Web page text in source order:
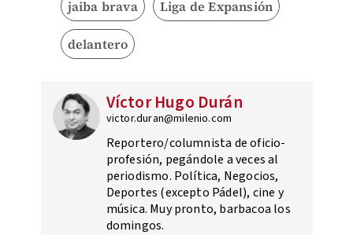
jaiba brava Liga de Expansión
delantero
Víctor Hugo Durán
victor.duran@milenio.com
Reportero/columnista de oficio-
profesión, pegándole a veces al
periodismo. Política, Negocios,
Deportes (excepto Pádel), cine y
música. Muy pronto, barbacoa los
domingos.